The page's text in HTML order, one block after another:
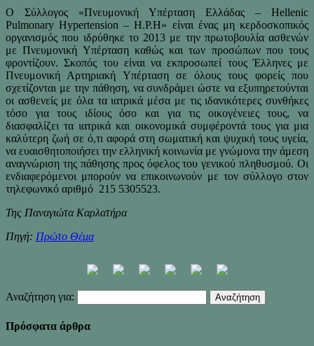
Ο Σύλλογος «Πνευμονική Υπέρταση Ελλάδας – Hellenic
Pulmonary Hypertension – H.P.H» είναι ένας μη κερδοσκοπικός
οργανισμός που ιδρύθηκε το 2013 με την πρωτοβουλία ασθενών
με Πνευμονική Υπέρταση καθώς και των προσώπων που τους
φροντίζουν. Σκοπός του είναι να εκπροσωπεί τους Έλληνες με
Πνευμονική Αρτηριακή Υπέρταση σε όλους τους φορείς που
σχετίζονται με την πάθηση, να συνδράμει ώστε να εξυπηρετούνται
οι ασθενείς με όλα τα ιατρικά μέσα με τις ιδανικότερες συνθήκες
τόσο για τους ιδίους όσο και για τις οικογένειες τους, να
διασφαλίζει τα ιατρικά και οικονομικά συμφέροντά τους για μια
καλύτερη ζωή σε ό,τι αφορά στη σωματική και ψυχική τους υγεία,
να ευαισθητοποιήσει την ελληνική κοινωνία με γνώμονα την άμεση
αναγνώριση της πάθησης προς όφελος του γενικού πληθυσμού. Οι
ενδιαφερόμενοι μπορούν να επικοινωνούν με τον σύλλογο στον
τηλεφωνικό αριθμό 215 5305523.
Της Παναγιώτα Καρλατήρα
Πηγή: Πρώτο Θέμα
Αναζήτηση για:
Πρόσφατα άρθρα